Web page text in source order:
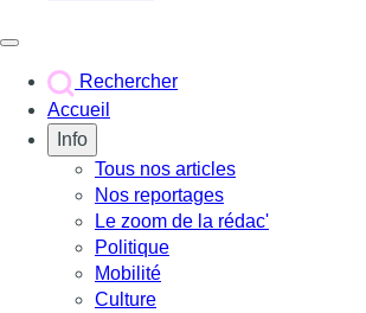
Rechercher
Accueil
Info
Tous nos articles
Nos reportages
Le zoom de la rédac'
Politique
Mobilité
Culture